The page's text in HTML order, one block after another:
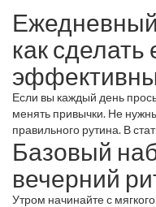
как сделать
Если вы каждый день
менять привычки. Не
правильного рутина. В
обычный день, чтобы кожа
защищённой.
Базовый
вечерний
Утром начинайте с